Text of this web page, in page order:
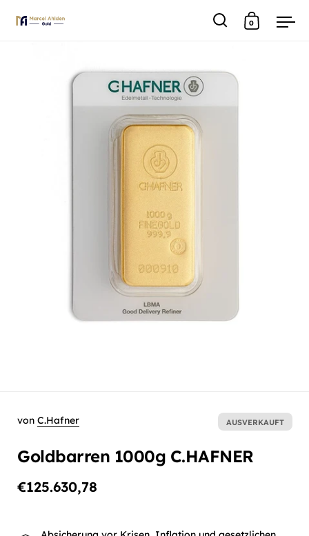
Suche
0
von C.Hafner
Goldbarren 1000g C.HAFNER
AUSVERKAUFT
€125.630,78